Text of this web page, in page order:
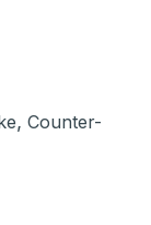
, Counter-